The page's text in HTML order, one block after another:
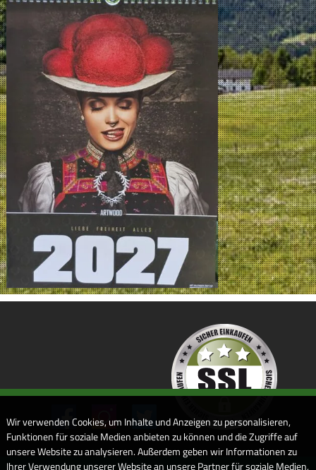
Wir verwenden Cookies, um Inhalte und Anzeigen zu personalisieren,
Funktionen für soziale Medien anbieten zu können und die Zugriffe auf
unsere Website zu analysieren. Außerdem geben wir Informationen zu
Ihrer Verwendung unserer Website an unsere Partner für soziale Medien,